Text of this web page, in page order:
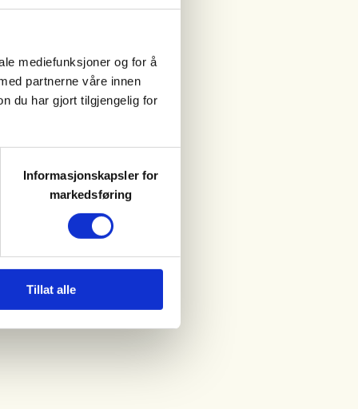
mediefunksjoner og for å
partnerne våre innen
du har gjort tilgjengelig for
Informasjonskapsler for
markedsføring
Tillat alle